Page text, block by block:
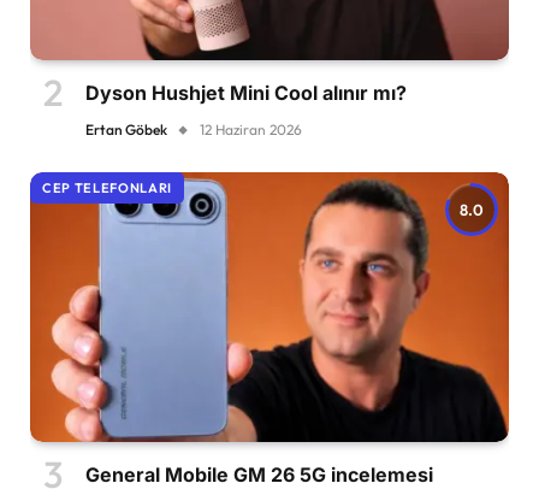
Dyson Hushjet Mini Cool alınır mı?
Ertan Göbek 12 Haziran 2026
8.0
CEP TELEFONLARI
General Mobile GM 26 5G incelemesi